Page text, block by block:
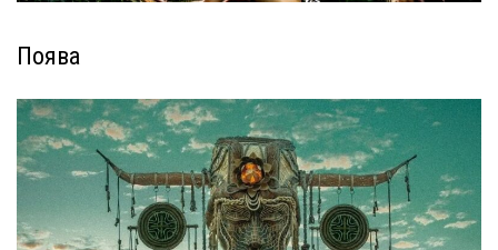
Поява